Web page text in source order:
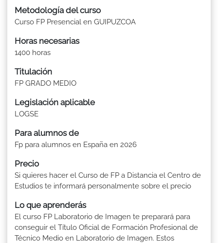
Metodología del curso
Curso FP Presencial en GUIPUZCOA
Horas necesarias
1400 horas
Titulación
FP GRADO MEDIO
Legislación aplicable
LOGSE
Para alumnos de
Fp para alumnos en España en 2026
Precio
Si quieres hacer el Curso de FP a Distancia el Centro de
Estudios te informará personalmente sobre el precio
Lo que aprenderás
El curso FP Laboratorio de Imagen te preparará para
conseguir el Título Oficial de Formación Profesional de
Técnico Medio en Laboratorio de Imagen. Estos